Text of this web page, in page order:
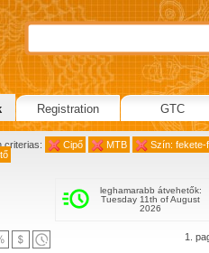
criterias: Cipő MTB Szín:
leghamarabb átvehetők:
Tuesday 11th of August
2026
1.
Registration GTC